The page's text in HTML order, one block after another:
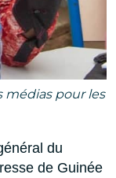
médias pour les
du
de Guinée